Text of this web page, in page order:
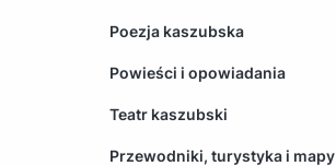
Poezja kaszubska
Powieści i opowiadania
Teatr kaszubski
Przewodniki, turystyka i mapy